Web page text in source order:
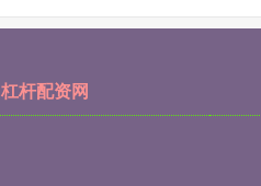
杠杆配资网